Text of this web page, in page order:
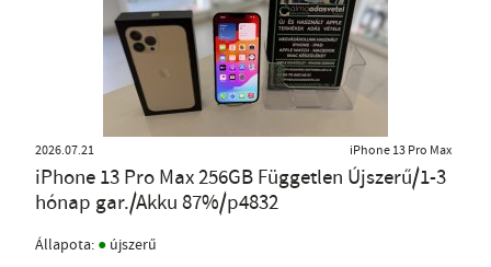
2026.07.21 iPhone 13 Pro Max
iPhone 13 Pro Max 256GB Független Újszerű/1-3
hónap gar./Akku 87%/p4832
Állapota: ● újszerű